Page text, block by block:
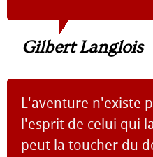
Gilbert Langlois
L'aventure n'existe
l'esprit de celui qui
peut la toucher du